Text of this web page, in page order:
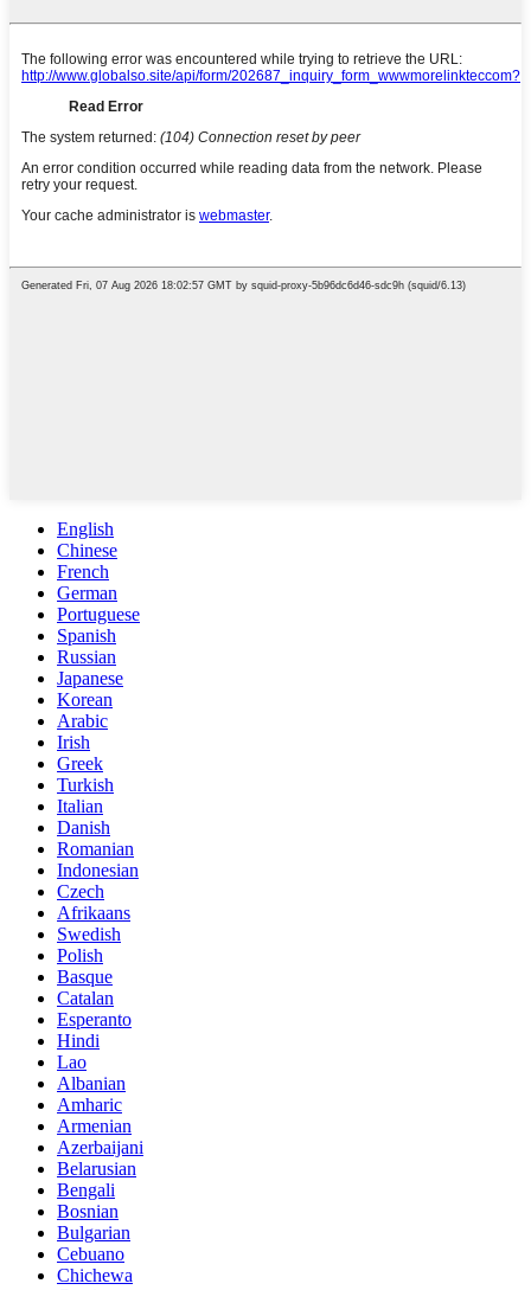
English
Chinese
French
German
Portuguese
Spanish
Russian
Japanese
Korean
Arabic
Irish
Greek
Turkish
Italian
Danish
Romanian
Indonesian
Czech
Afrikaans
Swedish
Polish
Basque
Catalan
Esperanto
Hindi
Lao
Albanian
Amharic
Armenian
Azerbaijani
Belarusian
Bengali
Bosnian
Bulgarian
Cebuano
Chichewa